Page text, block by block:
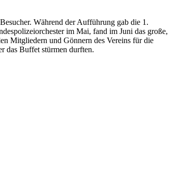
Während der Aufführung gab die 1.
im Mai, fand im Juni das große,
Mitgliedern und Gönnern des Vereins für die
das Buffet stürmen durften.